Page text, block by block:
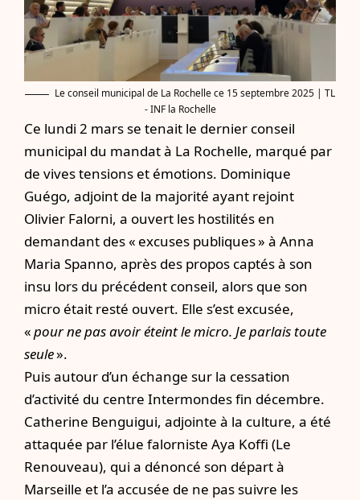
Le conseil municipal de La Rochelle ce 15 septembre 2025 | TL
- INF la Rochelle
Ce lundi 2 mars se tenait le dernier conseil
municipal du mandat à La Rochelle, marqué par
de vives tensions et émotions. Dominique
Guégo, adjoint de la majorité ayant rejoint
Olivier Falorni, a ouvert les hostilités en
demandant des « excuses publiques » à Anna
Maria Spanno, après des propos captés à son
insu lors du précédent conseil, alors que son
micro était resté ouvert. Elle s’est excusée,
«pour ne pas avoir éteint le micro. Je parlais toute
seule».
Puis autour d’un échange sur la cessation
d’activité du centre Intermondes fin décembre.
Catherine Benguigui, adjointe à la culture, a été
attaquée par l’élue falorniste Aya Koffi (Le
Renouveau), qui a dénoncé son départ à
Marseille et l’a accusée de ne pas suivre les